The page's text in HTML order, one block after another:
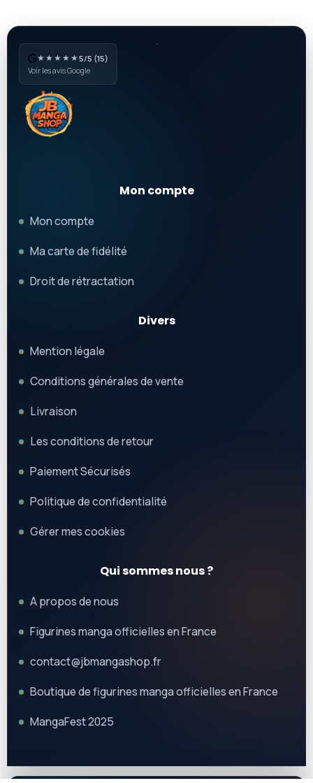
★★★★★5/5 (15)
Voir les avis Google
Mon compte
Mon compte
Ma carte de fidélité
Droit de rétractation
Divers
Mention légale
Conditions générales de vente
Livraison
Les conditions de retour
Paiement Sécurisés
Politique de confidentialité
Gérer mes cookies
Qui sommes nous ?
A propos de nous
Figurines manga officielles en France
contact@jbmangashop.fr
Boutique de figurines manga officielles en France
MangaFest 2025